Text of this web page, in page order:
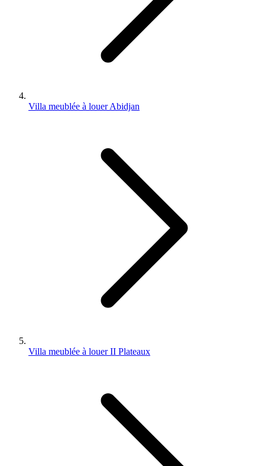
Villa meublée à louer Abidjan
Villa meublée à louer II Plateaux